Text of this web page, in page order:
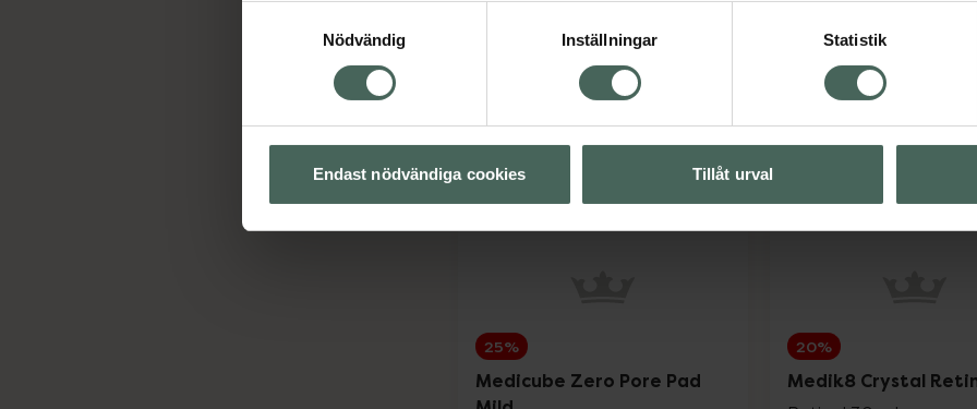
Nödvändig
Inställningar Statistik
Endast nödvändiga cookies Tillåt urval
Kampanjpris online
48,75 kr
Tidigare pris: 65 kr
KöpKronans Apotek Ansiktsvatten Torr &
Kampanjpris
224,25 kr
Tidigare pris:
Köp
25%
Medicube Zero Pore Pad
20%
Medik8 Crystal